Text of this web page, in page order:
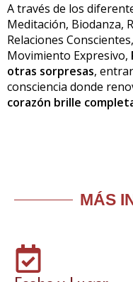
A través de los
Meditación, Biodanza,
Relaciones
Movimiento Expresivo,
otras sorpresas,
consciencia donde
corazón brille
MÁS